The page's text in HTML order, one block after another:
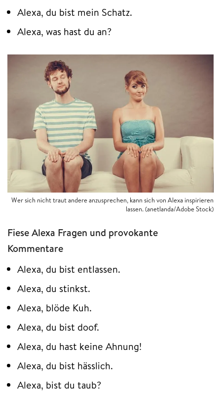
Alexa, du bist mein Schatz.
Alexa, was hast du an?
Wer sich nicht traut andere anzusprechen, kann sich von Alexa inspirieren
lassen. (anetlanda/Adobe Stock)
Fiese Alexa Fragen und provokante
Kommentare
Alexa, du bist entlassen.
Alexa, du stinkst.
Alexa, blöde Kuh.
Alexa, du bist doof.
Alexa, du hast keine Ahnung!
Alexa, du bist hässlich.
Alexa, bist du taub?